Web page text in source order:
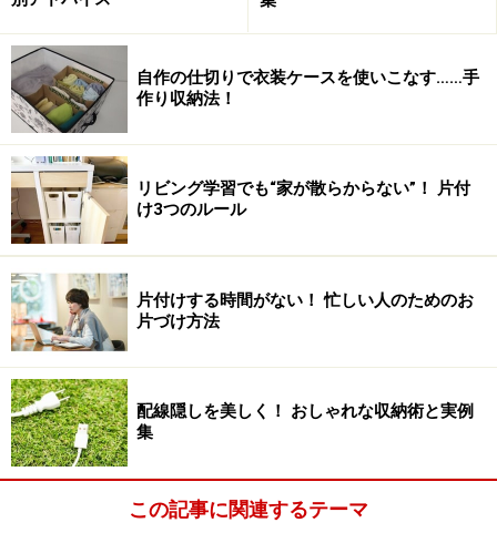
自作の仕切りで衣装ケースを使いこなす……手
作り収納法！
リビング学習でも“家が散らからない”！ 片付
け3つのルール
片付けする時間がない！ 忙しい人のためのお
片づけ方法
配線隠しを美しく！ おしゃれな収納術と実例
集
この記事に関連するテーマ